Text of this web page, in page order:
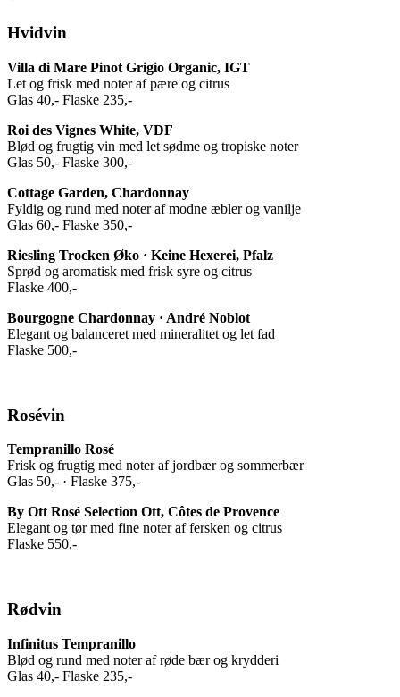
Hvidvin
Villa di Mare Pinot Grigio Organic, IGT
Let og frisk med noter af pære og citrus
Glas 40,- Flaske 235,-
Roi des Vignes White, VDF
Blød og frugtig vin med let sødme og tropiske noter
Glas 50,- Flaske 300,-
Cottage Garden, Chardonnay
Fyldig og rund med noter af modne æbler og vanilje
Glas 60,- Flaske 350,-
Riesling Trocken Øko · Keine Hexerei, Pfalz
Sprød og aromatisk med frisk syre og citrus
Flaske 400,-
Bourgogne Chardonnay · André Noblot
Elegant og balanceret med mineralitet og let fad
Flaske 500,-
Rosévin
Tempranillo Rosé
Frisk og frugtig med noter af jordbær og sommerbær
Glas 50,- · Flaske 375,-
By Ott Rosé Selection Ott, Côtes de Provence
Elegant og tør med fine noter af fersken og citrus
Flaske 550,-
Rødvin
Infinitus Tempranillo
Blød og rund med noter af røde bær og krydderi
Glas 40,- Flaske 235,-